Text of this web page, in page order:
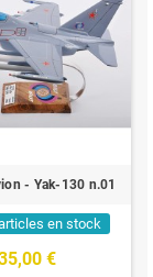
- Yak-130 n.01
en stock
€